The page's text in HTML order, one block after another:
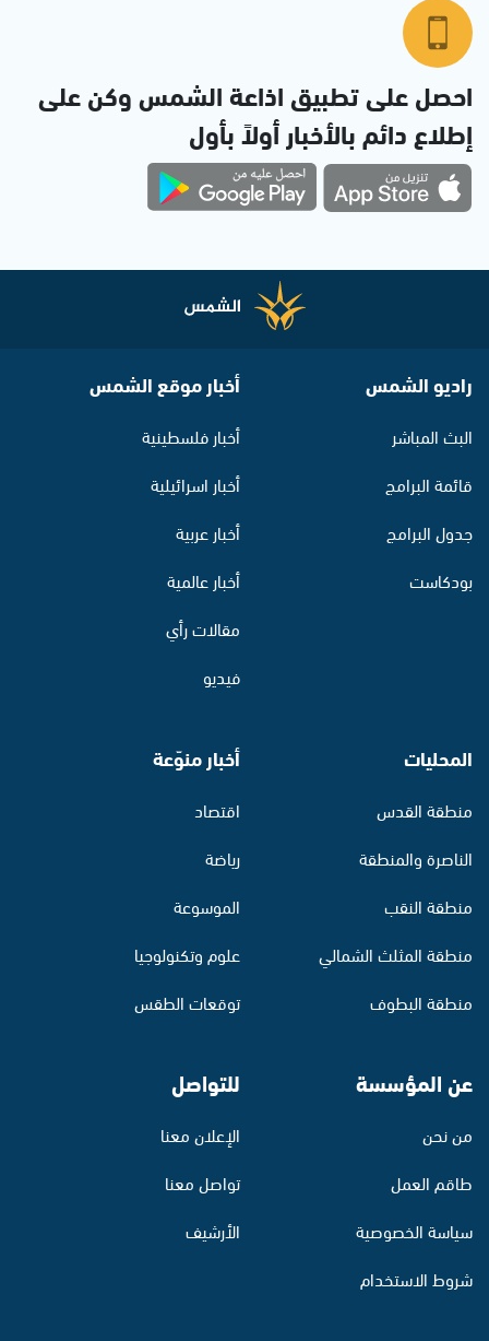
احصل على تطبيق اذاعة الشمس وكن على
إطلاع دائم بالأخبار أولاً بأول
راديو الشمس
البث المباشر
قائمة البرامج
جدول البرامج
بودكاست
أخبار موقع الشمس
أخبار فلسطينية
أخبار اسرائيلية
أخبار عربية
أخبار عالمية
مقالات رأي
فيديو
المحليات
منطقة القدس
الناصرة والمنطقة
منطقة النقب
منطقة المثلث الشمالي
منطقة البطوف
أخبار منوّعة
اقتصاد
رياضة
الموسوعة
علوم وتكنولوجيا
توقعات الطقس
عن المؤسسة
من نحن
طاقم العمل
سياسة الخصوصية
شروط الاستخدام
للتواصل
الإعلان معنا
تواصل معنا
الأرشيف